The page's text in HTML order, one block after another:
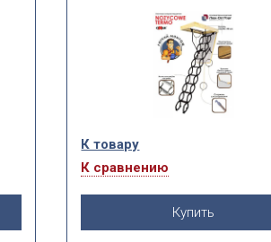
К товару
К сравнению
Купить